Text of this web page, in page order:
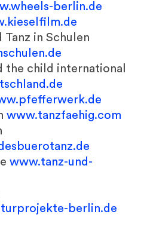
berlin.de
Tanz in Schulen
the child international
www.tanzfaehig.com
www.tanz-und-
berlin.de